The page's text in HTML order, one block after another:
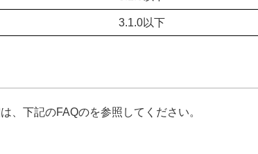
3.1.0以下
、下記のFAQのを参照してください。